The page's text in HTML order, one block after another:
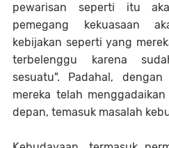
pewarisan seperti itu
pemegang kekuasaan
kebijakan seperti yang
terbelenggu karena
sesuatu". Padahal,
mereka telah
depan, temasuk masalah